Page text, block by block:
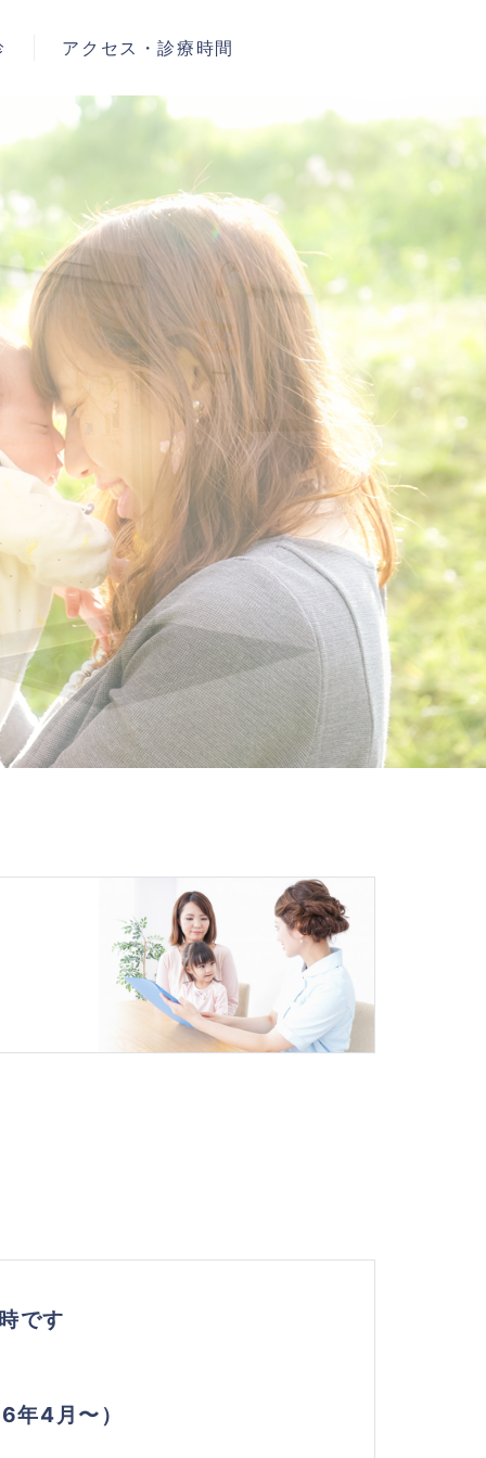
アクセス・診療時間
です
年4月〜）